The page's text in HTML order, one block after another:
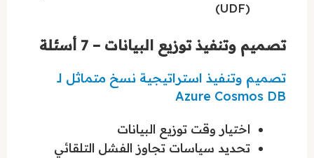
(UDF)
تصميم وتنفيذ توزيع البيانات – 7 أسئلة
تصميم وتنفيذ استراتيجية نسخ متماثل لـ
Azure Cosmos DB
اختيار وقت توزيع البيانات
تحديد سياسات تجاوز الفشل التلقائي